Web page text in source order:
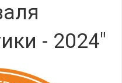
- 2024"